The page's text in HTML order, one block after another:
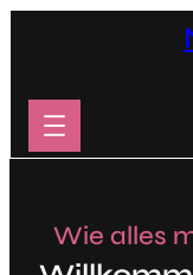
Wie alles